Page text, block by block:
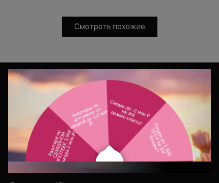
Смотреть похожие
Консультация
Ваш персональный менеджер
свяжется с Вами в удобное для Вас